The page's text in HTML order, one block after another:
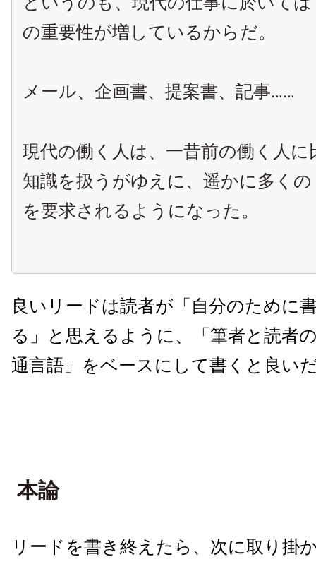
の重要性が増しているからだ。
メール、企画書、提案書、記事……
現代の働く人は、一昔前の働く人に
知識を扱うがゆえに、遥かに多く
を要求されるようになった。
良いリードは読者が「自分のために
る」と思えるように、「筆者と読者
通言語」をベースにして書くと良い
本論
リードを書き終えたら、次に取り掛